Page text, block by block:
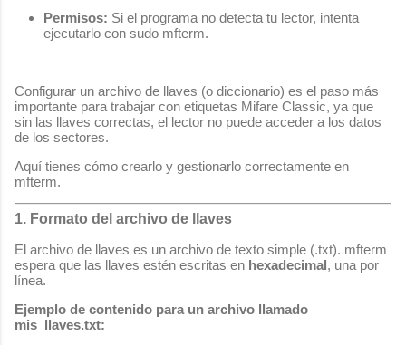
Permisos: Si el programa no detecta tu lector, intenta
ejecutarlo con sudo mfterm.
Configurar un archivo de llaves (o diccionario) es el paso más
importante para trabajar con etiquetas Mifare Classic, ya que
sin las llaves correctas, el lector no puede acceder a los datos
de los sectores.
Aquí tienes cómo crearlo y gestionarlo correctamente en
mfterm.
1. Formato del archivo de llaves
El archivo de llaves es un archivo de texto simple (.txt). mfterm
espera que las llaves estén escritas en hexadecimal , una por
línea.
Ejemplo de contenido para un archivo llamado
mis_llaves.txt: